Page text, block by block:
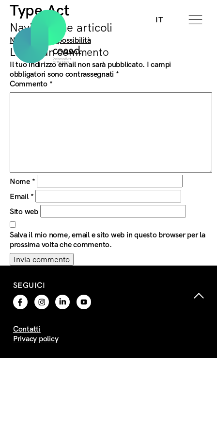
IT
Type Act
Navigazione articoli
Next: Limite e possibilità
Lascia un commento
Il tuo indirizzo email non sarà pubblicato. I campi
obbligatori sono contrassegnati *
Commento *
Nome *
Email *
Sito web
Salva il mio nome, email e sito web in questo browser per la
prossima volta che commento.
SEGUICI
Contatti
Privacy policy